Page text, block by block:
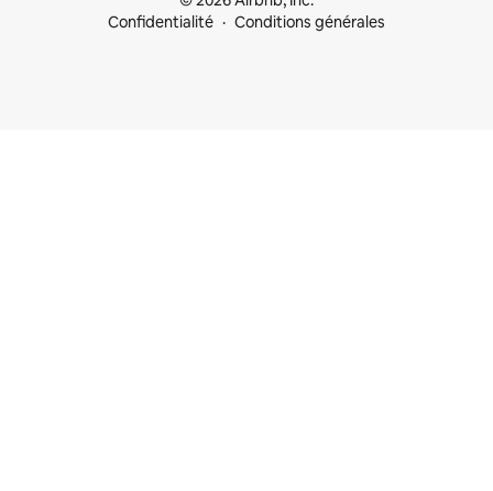
Confidentialité
Conditions générales